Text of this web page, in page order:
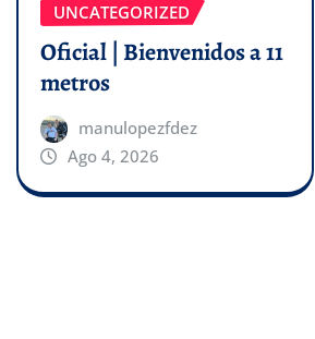
UNCATEGORIZED
Oficial | Bienvenidos a 11
metros
manulopezfdez
Ago 4, 2026